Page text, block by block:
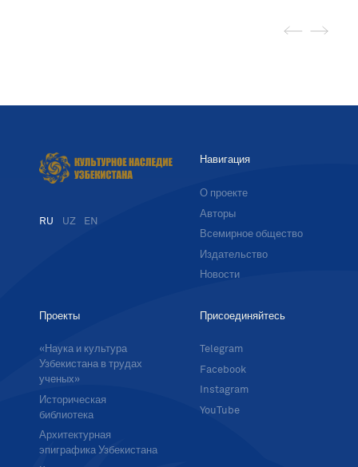
RU UZ EN
Навигация
О проекте
Авторы
Всемирное общество
Издательство
Новости
Проекты
«Наука и культура
Узбекистана в трудах
ученых»
Историческая
библиотека
Архитектурная
эпиграфика Узбекистана
Присоединяйтесь
Telegram
Facebook
Instagram
YouTube